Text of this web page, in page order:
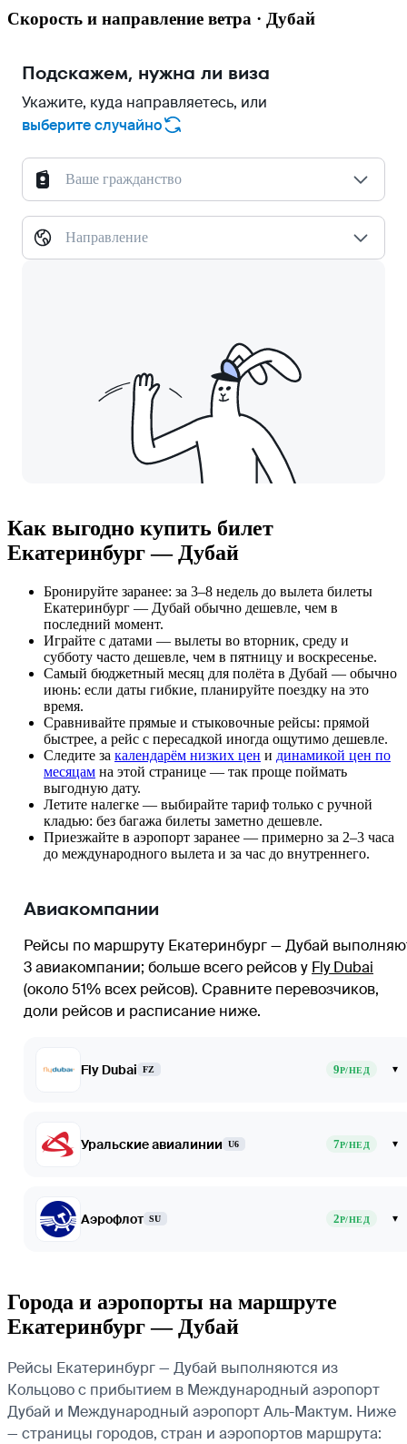
Скорость и направление ветра · Дубай
Подскажем, нужна ли виза
Укажите, куда направляетесь, или
выберите случайно
Ваше гражданство
Направление
Как выгодно купить билет
Екатеринбург — Дубай
Бронируйте заранее: за 3–8 недель до вылета билеты
Екатеринбург — Дубай обычно дешевле, чем в
последний момент.
Играйте с датами — вылеты во вторник, среду и
субботу часто дешевле, чем в пятницу и воскресенье.
Самый бюджетный месяц для полёта в Дубай — обычно
июнь: если даты гибкие, планируйте поездку на это
время.
Сравнивайте прямые и стыковочные рейсы: прямой
быстрее, а рейс с пересадкой иногда ощутимо дешевле.
Следите за календарём низких цен и динамикой цен по
месяцам на этой странице — так проще поймать
выгодную дату.
Летите налегке — выбирайте тариф только с ручной
кладью: без багажа билеты заметно дешевле.
Приезжайте в аэропорт заранее — примерно за 2–3 часа
до международного вылета и за час до внутреннего.
Авиакомпании
Рейсы по маршруту Екатеринбург — Дубай
3 авиакомпании; больше всего рейсов у Fly Dubai
(около 51% всех рейсов). Сравните перевозчиков,
доли рейсов и расписание ниже.
Fly Dubai FZ 9Р/НЕД ▾
Уральские авиалинии U6 7Р/НЕД ▾
Аэрофлот SU 2Р/НЕД ▾
Города и аэропорты на маршруте
Екатеринбург — Дубай
Рейсы Екатеринбург — Дубай выполняются из
Кольцово с прибытием в Международный аэропорт
Дубай и Международный аэропорт Аль-Мактум. Ниже
— страницы городов, стран и аэропортов маршрута: